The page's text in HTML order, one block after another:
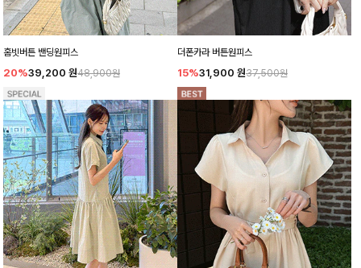
홈빗버튼 밴딩원피스
20%39,200 원48,900원
더폰카라 버튼원피스
15%31,900 원37,500원